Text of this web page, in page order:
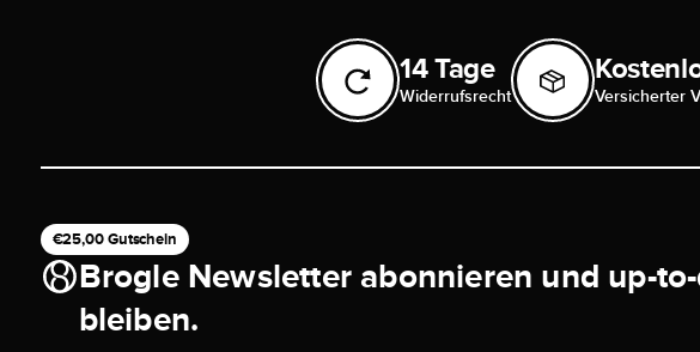
14 Tage
Widerrufsrecht Versicherter
€25,00 Gutschein
Brogle Newsletter abonnieren und up-
bleiben.